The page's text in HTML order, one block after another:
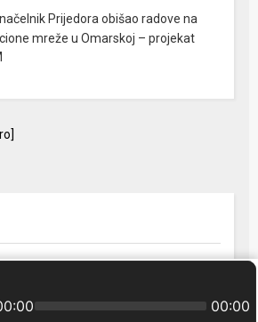
Prijedora obišao radove na
mreže u Omarskoj – projekat